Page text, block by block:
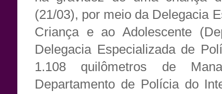
(21/03), por meio da Delegacia
Criança e ao Adolescente
Delegacia Especializada de
1.108 quilômetros de
Departamento de Polícia do